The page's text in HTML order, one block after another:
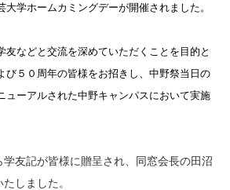
大学ホームカミングデーが開催されました。
友などと交流を深めていただくことを目的と
び５０周年の皆様をお招きし、中野祭当日の
ューアルされた中野キャンパスにおいて実施
友記が皆様に贈呈され、同窓会長の田沼
しました。